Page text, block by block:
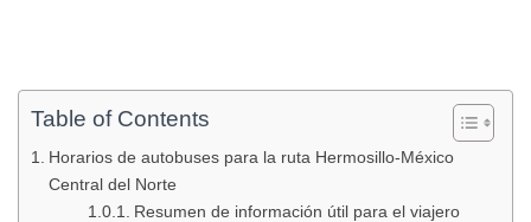
Table of Contents
Horarios de autobuses para la ruta Hermosillo-México
Central del Norte
Resumen de información útil para el viajero